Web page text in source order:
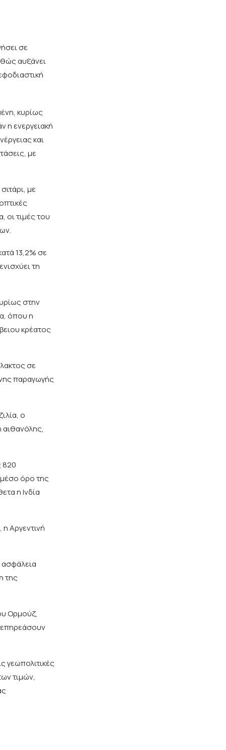
σε
αυξάνει
κυρίως
η ενεργειακή
και
με
με
οι τιμές του
13,2% σε
τη
στην
όπου η
κρέατος
σε
παραγωγής
ο
820
όρο της
η Ινδία
Αργεντινή
ασφάλεια
της
Ορμούζ,
επηρεάσουν
γεωπολιτικές
τιμών,